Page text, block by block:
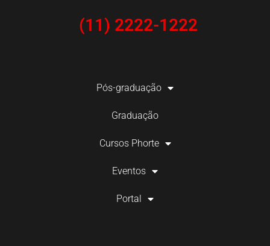
(11) 2222-1222
Pós-graduação
Graduação
Cursos Phorte
Eventos
Portal